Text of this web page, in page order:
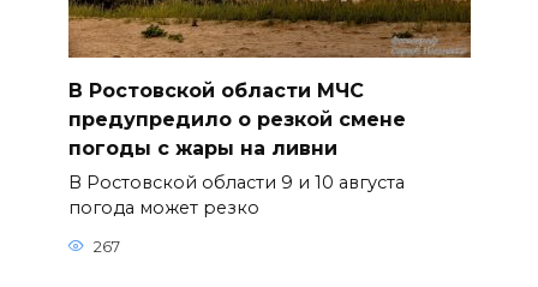
В Ростовской области МЧС
предупредило о резкой смене
погоды с жары на ливни
В Ростовской области 9 и 10 августа
погода может резко
267